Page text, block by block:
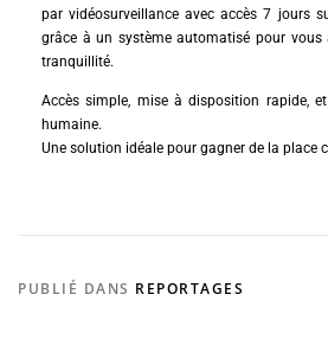
par vidéosurveillance avec accès 7 jours
grâce à un système automatisé pour
tranquillité.
Accès simple, mise à disposition rapide,
humaine.
Une solution idéale pour gagner de la place
PUBLIÉ DANS REPORTAGES